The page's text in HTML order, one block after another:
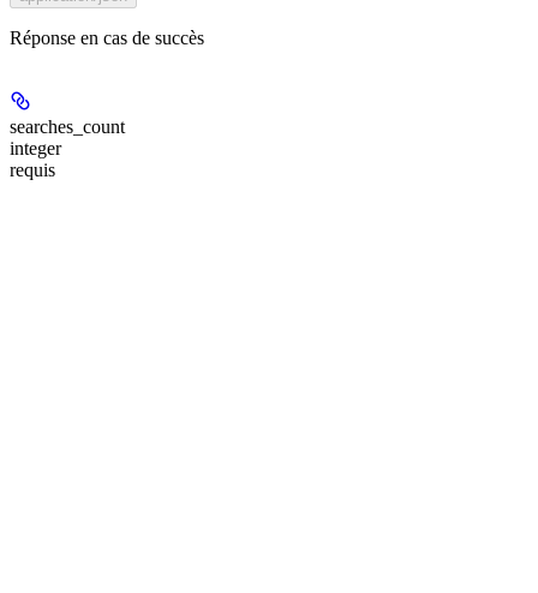
Réponse en cas de succès
searches_count
integer
requis